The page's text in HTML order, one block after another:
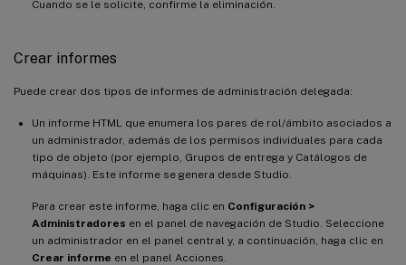
Cuando se le solicite, confirme la eliminación.
Crear informes
Puede crear dos tipos de informes de administración delegada:
Un informe HTML que enumera los pares de rol/ámbito asociados a
un administrador, además de los permisos individuales para cada
tipo de objeto (por ejemplo, Grupos de entrega y Catálogos de
máquinas). Este informe se genera desde Studio.
Para crear este informe, haga clic en Configuración >
Administradores en el panel de navegación de Studio. Seleccione
un administrador en el panel central y, a continuación, haga clic en
Crear informe en el panel Acciones.